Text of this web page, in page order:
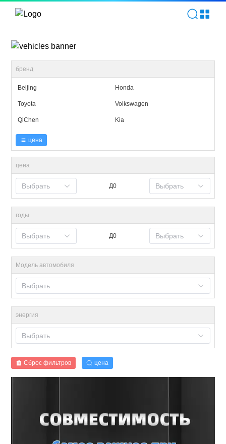
бренд
Beijing Honda
Toyota Volkswagen
QiChen Kia
цена
цена
Выбрать Д0 Выбрать
годы
Выбрать Д0 Выбрать
Модель автомобиля
Выбрать
энергия
Выбрать
Сброс фильтров цена